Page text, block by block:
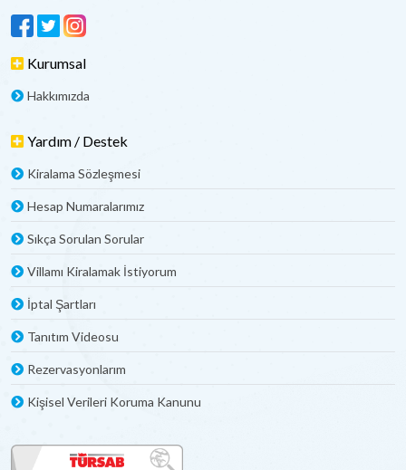
Kurumsal
Hakkımızda
Yardım / Destek
Kiralama Sözleşmesi
Hesap Numaralarımız
Sıkça Sorulan Sorular
Villamı Kiralamak İstiyorum
İptal Şartları
Tanıtım Videosu
Rezervasyonlarım
Kişisel Verileri Koruma Kanunu